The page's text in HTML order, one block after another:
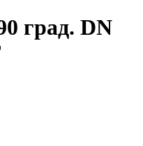
град. DN